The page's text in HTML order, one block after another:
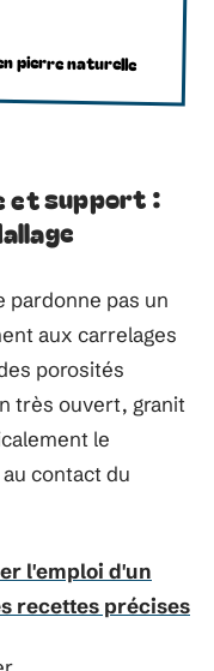
pierre naturelle
et support :
pardonne pas un
aux carrelages
porosités
très ouvert, granit
le
contact du
l'emploi d'un
recettes précises